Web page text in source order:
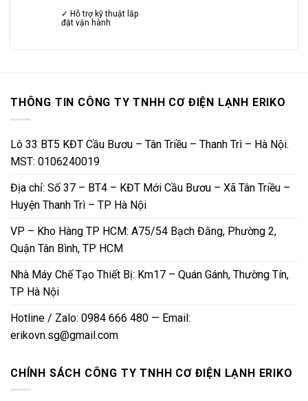
✓ Hỗ trợ kỹ thuật lắp
đặt vận hành
THÔNG TIN CÔNG TY TNHH CƠ ĐIỆN LẠNH ERIKO
Lô 33 BT5 KĐT Cầu Bươu – Tân Triều – Thanh Trì – Hà Nội.
MST: 0106240019
Địa chỉ: Số 37 – BT4 – KĐT Mới Cầu Bươu – Xã Tân Triều –
Huyện Thanh Trì – TP Hà Nội
VP – Kho Hàng TP HCM: A75/54 Bạch Đằng, Phường 2,
Quận Tân Bình, TP HCM
Nhà Máy Chế Tạo Thiết Bị: Km17 – Quán Gánh, Thường Tín,
TP Hà Nội
Hotline / Zalo: 0984 666 480 — Email:
erikovn.sg@gmail.com
CHÍNH SÁCH CÔNG TY TNHH CƠ ĐIỆN LẠNH ERIKO